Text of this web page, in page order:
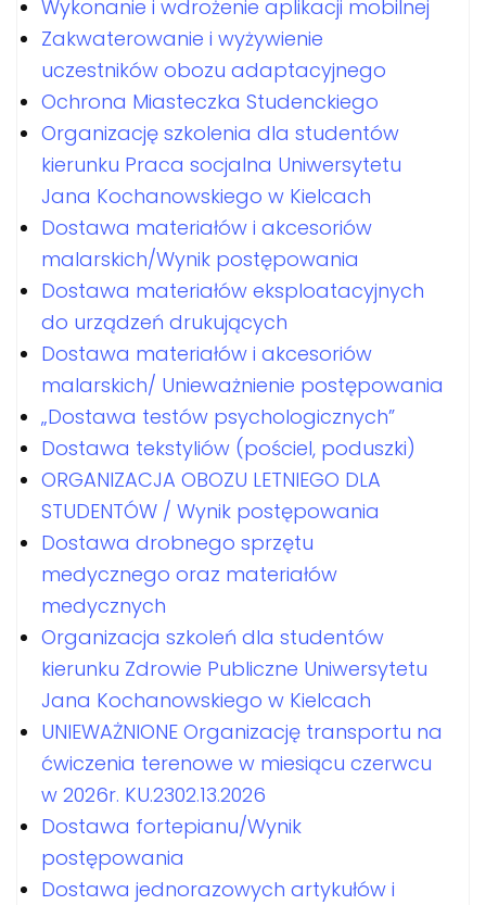
Wykonanie i wdrożenie aplikacji mobilnej
Zakwaterowanie i wyżywienie
uczestników obozu adaptacyjnego
Ochrona Miasteczka Studenckiego
Organizację szkolenia dla studentów
kierunku Praca socjalna Uniwersytetu
Jana Kochanowskiego w Kielcach
Dostawa materiałów i akcesoriów
malarskich/Wynik postępowania
Dostawa materiałów eksploatacyjnych
do urządzeń drukujących
Dostawa materiałów i akcesoriów
malarskich/ Unieważnienie postępowania
„Dostawa testów psychologicznych”
Dostawa tekstyliów (pościel, poduszki)
ORGANIZACJA OBOZU LETNIEGO DLA
STUDENTÓW / Wynik postępowania
Dostawa drobnego sprzętu
medycznego oraz materiałów
medycznych
Organizacja szkoleń dla studentów
kierunku Zdrowie Publiczne Uniwersytetu
Jana Kochanowskiego w Kielcach
UNIEWAŻNIONE Organizację transportu na
ćwiczenia terenowe w miesiącu czerwcu
w 2026r. KU.2302.13.2026
Dostawa fortepianu/Wynik
postępowania
Dostawa jednorazowych artykułów i